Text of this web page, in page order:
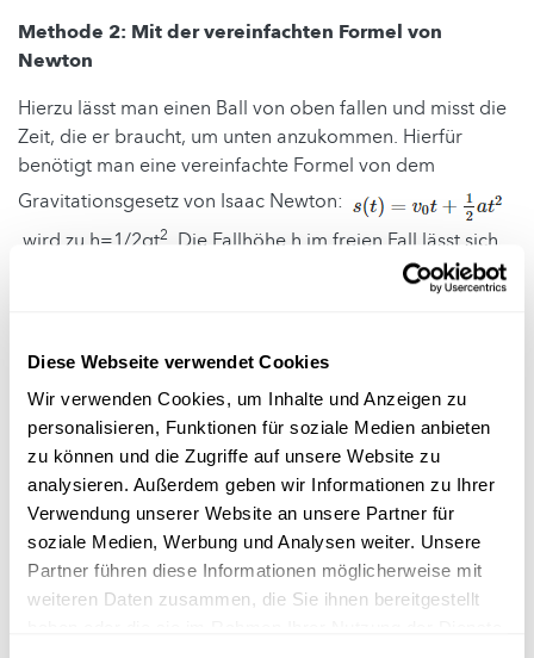
Diese Webseite verwendet Cookies
Wir verwenden Cookies, um Inhalte und Anzeigen zu
personalisieren, Funktionen für soziale Medien anbieten
zu können und die Zugriffe auf unsere Website zu
analysieren. Außerdem geben wir Informationen zu Ihrer
Verwendung unserer Website an unsere Partner für
soziale Medien, Werbung und Analysen weiter. Unsere
Partner führen diese Informationen möglicherweise mit
weiteren Daten zusammen, die Sie ihnen bereitgestellt
Methode 2: Mit der vereinfachten Formel von
Newton
Hierzu lässt man einen Ball von oben fallen und misst die
Zeit, die er braucht, um unten anzukommen. Hierfür
benötigt man eine vereinfachte Formel von dem
Gravitationsgesetz von Isaac Newton:
wird zu h=1/2gt2
. Die Fallhöhe h im freien Fall lässt sich
mit der Formel h=1/2gt2 berechnen, wobei t die Zeit ist,
die seit Beginn des freien Falls vergangen ist. Der
Zehntelsekunden in der Zeitmessung große Unterschiede
Wert zu erhalten, sollte man mehrmals die Zeit des Falls
stoppen und davon dann den Durchschnitt nehmen. Auch
sollte man bedenken, dass der Schall des Aufpralls am
Boden noch einige hundertstel Sekunden braucht, um
wieder oben bei der Person anzukommen, die dann erst
die Zeit stoppt. Die Zeit wird also sehr leicht zu lange
eingeschätzt, was auch wiederum einen relativ großen
Einfluss auf das Resultat hat.